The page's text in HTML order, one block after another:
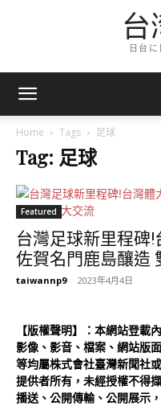
台
日台
Home Tags 足球
Tag: 足球
Featured
台灣足球新里程碑!
佐賀名門鹿島釀造
taiwannp9 - 2023年4月4日
【版權聲明】：本網站登載
影像、影音、檔案、網站版
等均屬株式會社臺灣新聞社
提供者所有，未經授權不得
播送、公開傳輸、公開展示